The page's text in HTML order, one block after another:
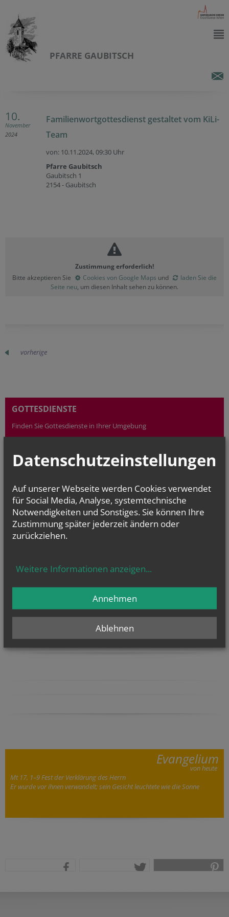
PFARRE GAUBITSCH
10.
November
2024
Familienwortgottesdienst gestaltet vom KiLi-
Team
von: 10.11.2024,09:30 Uhr
Pfarre Gaubitsch
Gaubitsch 1
2154 - Gaubitsch
Zustimmung erforderlich!
Bitte akzeptieren Sie
Cookies von Google Maps und
laden Sie die
Seite neu, um diesen Inhalt sehen zu können.
vorherige
GOTTESDIENSTE
Finden Sie Gottesdienste in Ihrer Umgebung
in der Nähe
TERMINE
Mo.., 10. August 2026 09:00
Zwergerl-Treff im Pfarrhof Gaubitsch
NAMENSTAGE
Hl. Felicissimus und hl. Agapitus, Hl. Gezelinus (Gozelin), Hl.
Gilbert, Hl....
Evangelium
von heute
Mt 17, 1–9 Fest der Verklärung des Herrn
Er wurde vor ihnen verwandelt; sein Gesicht leuchtete wie die Sonne
Datenschutzeinstellungen
Auf unserer Webseite werden Cookies verwendet
für Social Media, Analyse, systemtechnische
Notwendigkeiten und Sonstiges. Sie können Ihre
Zustimmung später jederzeit ändern oder
zurückziehen.
Weitere Informationen anzeigen...
Ablehnen
Annehmen